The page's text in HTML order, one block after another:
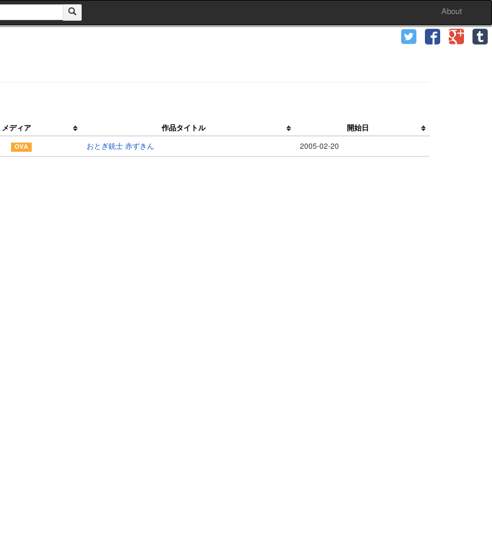
About
メディア 作品タイトル 開始日
おとぎ銃士 赤ずきん 2005-02-20